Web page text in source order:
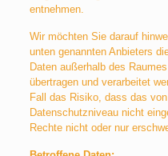
entnehmen.
Wir möchten Sie darauf
unten genannten Anbieters
Daten außerhalb des
übertragen und verarbeitet
Fall das Risiko, dass das
Datenschutzniveau nicht
Rechte nicht oder nur